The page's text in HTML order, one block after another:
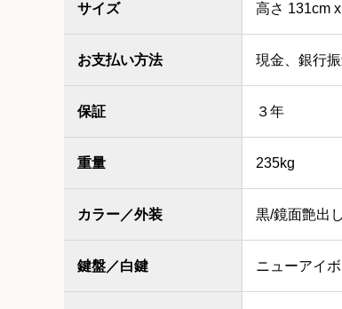
サイズ 高さ 131cm
お支払い方法 現金、銀行
保証 ３年
重量 235kg
カラー／外装 黒/鏡面艶出
鍵盤／白鍵 ニューアイ